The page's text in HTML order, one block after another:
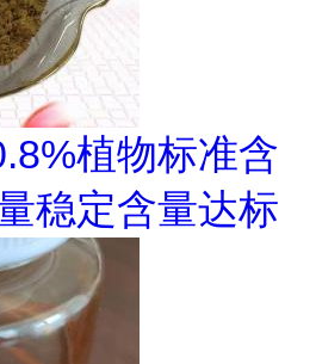
植物标准含
稳定含量达标